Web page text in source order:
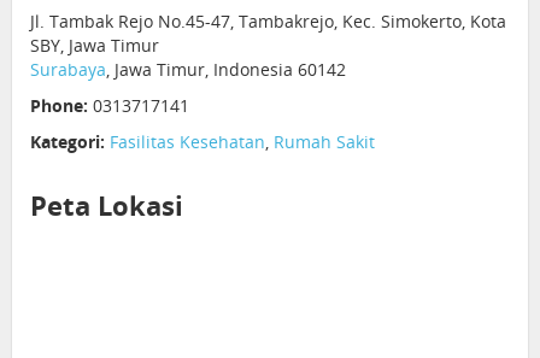
Jl. Tambak Rejo No.45-47, Tambakrejo, Kec. Simokerto, Kota
SBY, Jawa Timur
Surabaya, Jawa Timur, Indonesia 60142
Phone: 0313717141
Kategori: Fasilitas Kesehatan, Rumah Sakit
Peta Lokasi